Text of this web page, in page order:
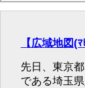
【広域地図(ﾏ
先日、東京
である埼玉